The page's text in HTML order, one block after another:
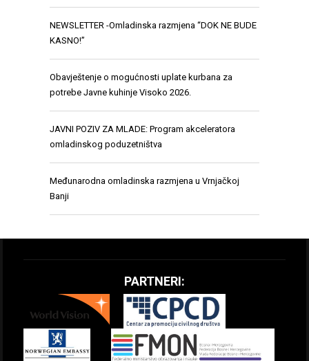
NEWSLETTER -Omladinska razmjena “DOK NE BUDE
KASNO!”
Obavještenje o mogućnosti uplate kurbana za
potrebe Javne kuhinje Visoko 2026.
JAVNI POZIV ZA MLADE: Program akceleratora
omladinskog poduzetništva
Međunarodna omladinska razmjena u Vrnjačkoj
Banji
PARTNERI: